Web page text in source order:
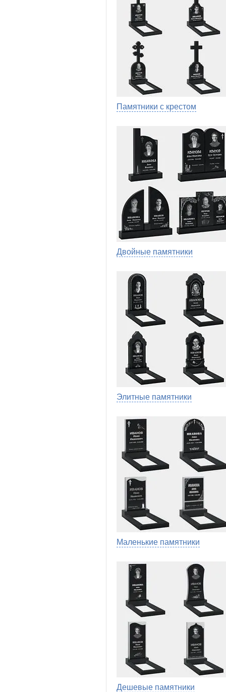
Памятники с крестом
Двойные памятники
Элитные памятники
Маленькие памятники
Дешевые памятники